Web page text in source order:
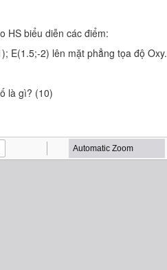
HS biểu diễn các điểm:
E(1.5;-2) lên mặt phẳng tọa độ Oxy.
là gì? (10)